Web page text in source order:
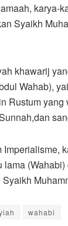
karya-
Syaikh
khawarij
Wahab),
Rustum yang
wahabi